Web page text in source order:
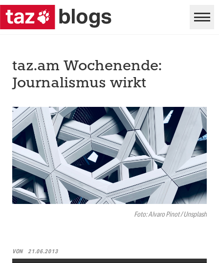
Foto: Alvaro Pinot / Unsplash
taz.am Wochenende:
Journalismus wirkt
VON 21.06.2013